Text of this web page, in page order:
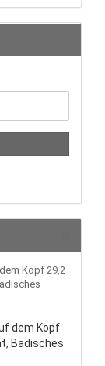
dem Kopf
Badisches